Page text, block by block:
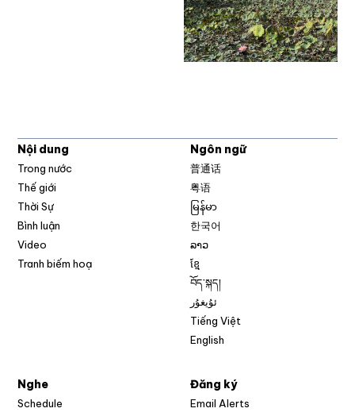
Nội dung
Trong nước
Thế giới
Thời Sự
Bình luận
Video
Tranh biếm hoạ
Ngôn ngữ
普通话
粤语
မြန်မာ
한국어
ລາວ
ខ្មែ
བོད་སྐད།
ئۇيغۇر
Tiếng Việt
English
Nghe
Schedule
Đăng ký
Email Alerts